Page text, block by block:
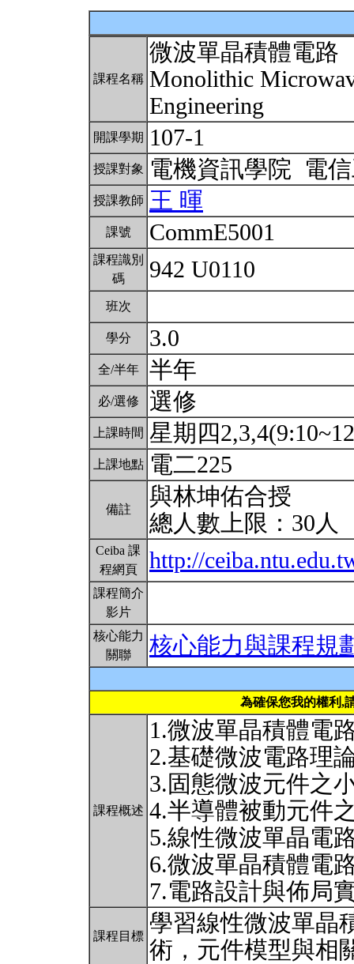
課程名稱
微波單晶積體電路
Monolithic
Engineering
開課學期 107-1
授課對象 電機資訊學院 電
授課教師 王 暉
課號 CommE5001
課程識別
碼
942 U0110
班次
學分 3.0
全/半年 半年
必/選修 選修
上課時間 星期四
上課地點 電二225
備註
與林坤佑合授
總人數上限：30人
Ceiba 課
程網頁
http://
課程簡介
影片
核心能力
關聯
核心能力與課程規
為確保您我的權利,
課程概述
1.微波單晶積體電
2.基礎微波電路理
3.固態微波元件之
4.半導體被動元件
5.線性微波單晶電
6.微波單晶積體電
7.電路設計與佈局
課程目標 學習線性微波單晶
術，元件模型與相